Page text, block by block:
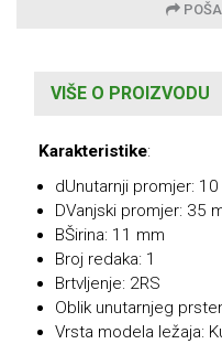
VIŠE O PROIZVODU
Karakteristike:
dUnutarnji promjer:
DVanjski promjer: 35
BŠirina: 11 mm
Broj redaka: 1
Brtvljenje: 2RS
Oblik unutarnjeg
Vrsta modela ležaja: